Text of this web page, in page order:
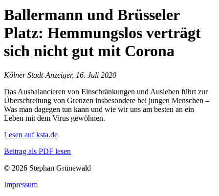
Ballermann und Brüsseler
Platz: Hemmungslos verträgt
sich nicht gut mit Corona
Kölner Stadt-Anzeiger, 16. Juli 2020
Das Ausbalancieren von Einschränkungen und Ausleben führt zur
Überschreitung von Grenzen insbesondere bei jungen Menschen –
Was man dagegen tun kann und wie wir uns am besten an ein
Leben mit dem Virus gewöhnen.
Lesen auf ksta.de
Beitrag als PDF lesen
© 2026 Stephan Grünewald
Impressum